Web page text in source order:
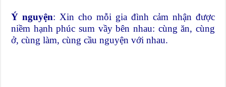
Ý nguyện: Xin cho mỗi gia đình cảm nhận được
niềm hạnh phúc sum vầy bên nhau: cùng ăn, cùng
ở, cùng làm, cùng cầu nguyện với nhau.